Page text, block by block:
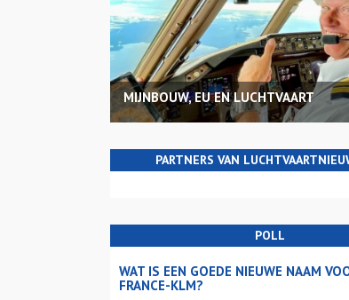
MIJNBOUW, EU EN LUCHTVAART
PARTNERS VAN
POLL
WAT IS EEN GOEDE NIEUWE NAAM
FRANCE-KLM?